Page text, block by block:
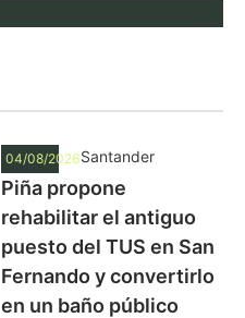
04/08/2026Santander
Piña propone
rehabilitar el antiguo
puesto del TUS en San
Fernando y convertirlo
en un baño público